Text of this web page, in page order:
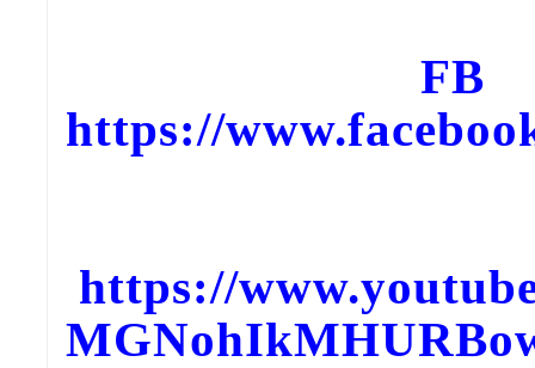
FB
https://
https://